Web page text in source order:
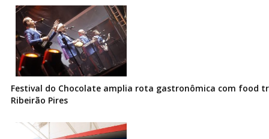
Festival do Chocolate amplia rota gastronômica com food
Ribeirão Pires